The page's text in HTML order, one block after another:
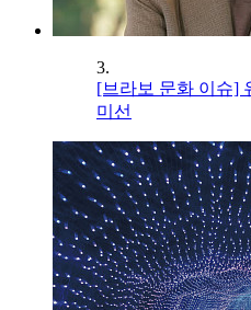
3.
[브라보 문화 이슈]
미선